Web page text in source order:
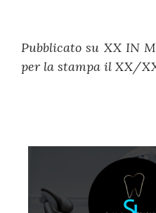
Pubblicato su XX IN
per la stampa il XX/